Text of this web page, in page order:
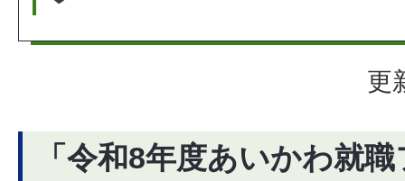
更
「令和8年度あいかわ就